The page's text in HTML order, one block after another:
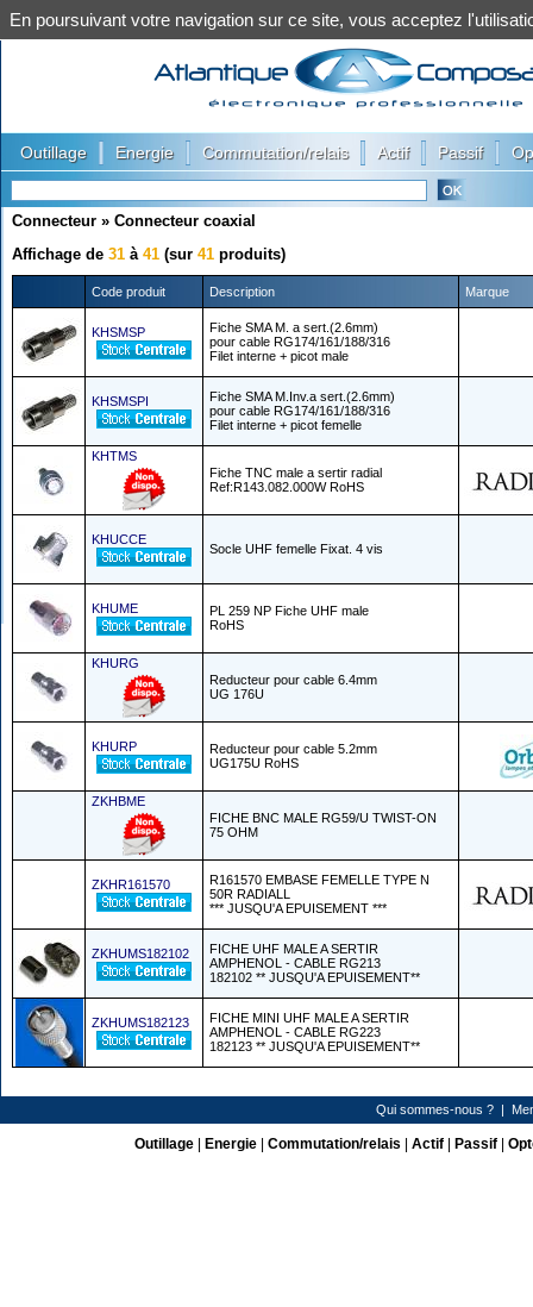
Outillage Energie Commutation/relais Actif Passif
Connecteur » Connecteur coaxial
Affichage de 31 à 41 (sur 41 produits)
Code produit Description Marque
KHSMSP
Fiche SMA M. a sert.(2.6mm)
pour cable RG174/161/188/316
Filet interne + picot male
KHSMSPI
Fiche SMA M.Inv.a sert.(2.6mm)
pour cable RG174/161/188/316
Filet interne + picot femelle
KHTMS
Fiche TNC male a sertir radial
Ref:R143.082.000W RoHS
KHUCCE
Socle UHF femelle Fixat. 4 vis
KHUME
PL 259 NP Fiche UHF male
RoHS
KHURG
Reducteur pour cable 6.4mm
UG 176U
KHURP
Reducteur pour cable 5.2mm
UG175U RoHS
ZKHBME
FICHE BNC MALE RG59/U TWIST-ON
75 OHM
ZKHR161570
R161570 EMBASE FEMELLE TYPE N
50R RADIALL
*** JUSQU'A EPUISEMENT ***
ZKHUMS182102
FICHE UHF MALE A SERTIR
AMPHENOL - CABLE RG213
182102 ** JUSQU'A EPUISEMENT**
ZKHUMS182123
FICHE MINI UHF MALE A SERTIR
AMPHENOL - CABLE RG223
182123 ** JUSQU'A EPUISEMENT**
Qui sommes-nous ?|
Outillage| Energie| Commutation/relais Actif| Passif|
En poursuivant votre navigation sur ce site, vous acceptez